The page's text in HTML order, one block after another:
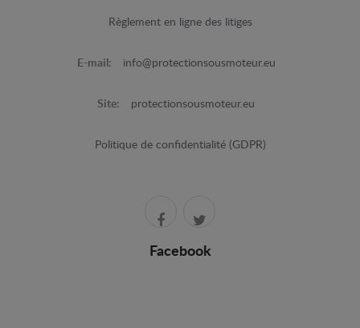
Règlement en ligne des litiges
E-mail: info@protectionsousmoteur.eu
Site: protectionsousmoteur.eu
Politique de confidentialité (GDPR)
Facebook